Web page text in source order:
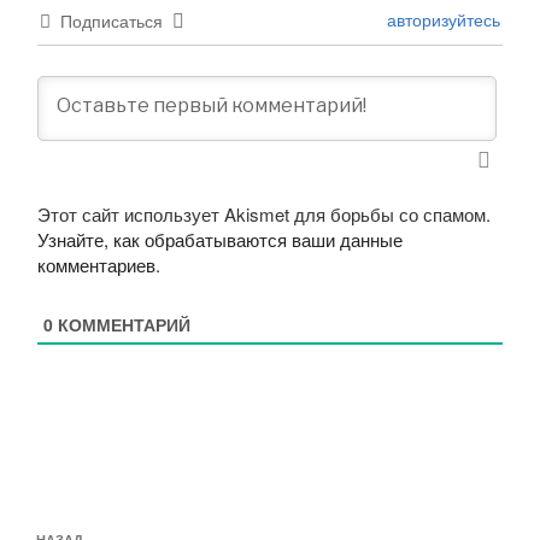
Подписаться авторизуйтесь
Этот сайт использует Akismet для борьбы со спамом.
Узнайте, как обрабатываются ваши данные
комментариев.
0 КОММЕНТАРИЙ